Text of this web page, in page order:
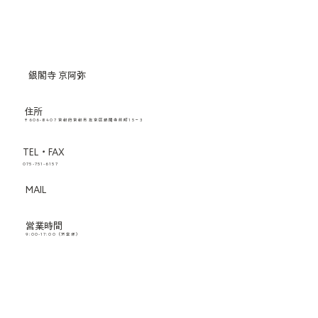
営業時間
9:00-17:00（不定休）
住所
〒606-8407 京都府京都市左京区銀閣寺前町15−3
TEL・FAX
075-751-6157
MAIL
銀閣寺 京阿弥